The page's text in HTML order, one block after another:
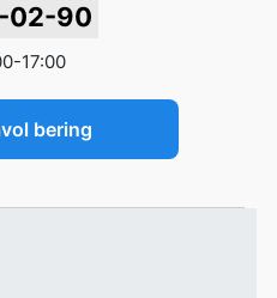
02-90
17:00
bering